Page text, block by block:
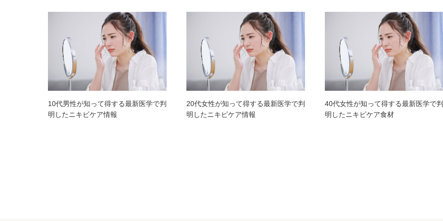
10代男性が知って得する最新医学で判
明したニキビケア情報
20代女性が知って得する最新医学で判
明したニキビケア情報
40代女性が知って得する最新医学で判
明したニキビケア食材